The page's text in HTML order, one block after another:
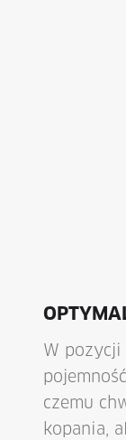
W
czemu
kopania,